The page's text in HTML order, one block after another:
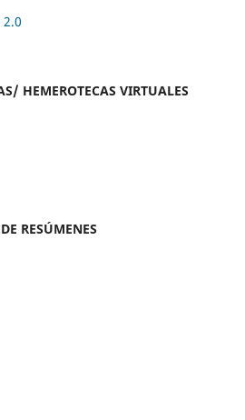
2.0
HEMEROTECAS VIRTUALES
RESÚMENES